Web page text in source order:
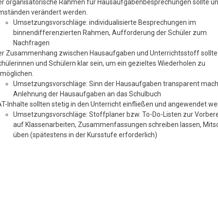
organisatorische Rahmen für Hausaufgabenbesprechungen sollte
verändert werden.
Umsetzungsvorschläge: individualisierte Besprechungen im
binnendifferenzierten Rahmen, Aufforderung der Schüler zum
Nachfragen
Zusammenhang zwischen Hausaufgaben und Unterrichtsstoff
und Schülern klar sein, um ein gezieltes Wiederholen zu
Umsetzungsvorschläge: Sinn der Hausaufgaben transparent
Anlehnung der Hausaufgaben an das Schulbuch
Inhalte sollten stetig in den Unterricht einfließen und angewendet
Umsetzungsvorschläge: Stoffplaner bzw. To-Do-Listen zur
auf Klassenarbeiten, Zusammenfassungen schreiben lassen,
üben (spätestens in der Kursstufe erforderlich)